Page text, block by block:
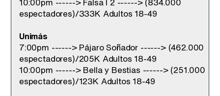
espectadores)/333K Adultos 18-49
Unimás
7:00pm ------> Pájaro Soñador ------> (462.000
espectadores)/205K Adultos 18-49
10:00pm ------> Bella y Bestias ------> (251.000
espectadores)/123K Adultos 18-49